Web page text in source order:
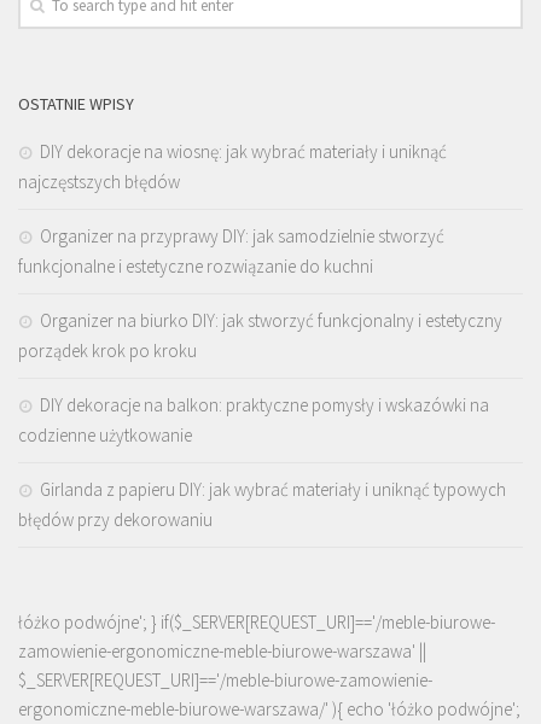
OSTATNIE WPISY
DIY dekoracje na wiosnę: jak wybrać materiały i uniknąć
najczęstszych błędów
Organizer na przyprawy DIY: jak samodzielnie stworzyć
funkcjonalne i estetyczne rozwiązanie do kuchni
Organizer na biurko DIY: jak stworzyć funkcjonalny i estetyczny
porządek krok po kroku
DIY dekoracje na balkon: praktyczne pomysły i wskazówki na
codzienne użytkowanie
Girlanda z papieru DIY: jak wybrać materiały i uniknąć typowych
błędów przy dekorowaniu
łóżko podwójne'; } if($_SERVER[REQUEST_URI]=='/meble-biurowe-
zamowienie-ergonomiczne-meble-biurowe-warszawa' ||
$_SERVER[REQUEST_URI]=='/meble-biurowe-zamowienie-
ergonomiczne-meble-biurowe-warszawa/' ){ echo 'łóżko podwójne';